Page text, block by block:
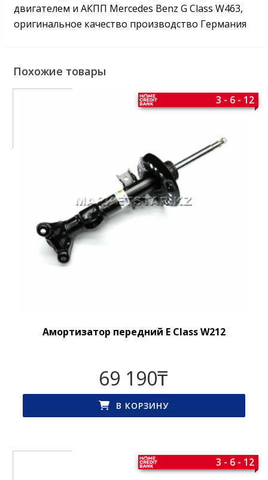
двигателем и АКПП Mercedes Benz G Class W463,
оригинальное качество производство Германия
Похожие товары
Амортизатор передний E Class W212
3 - 6 - 12
69 190₸
В КОРЗИНУ
3 - 6 - 12